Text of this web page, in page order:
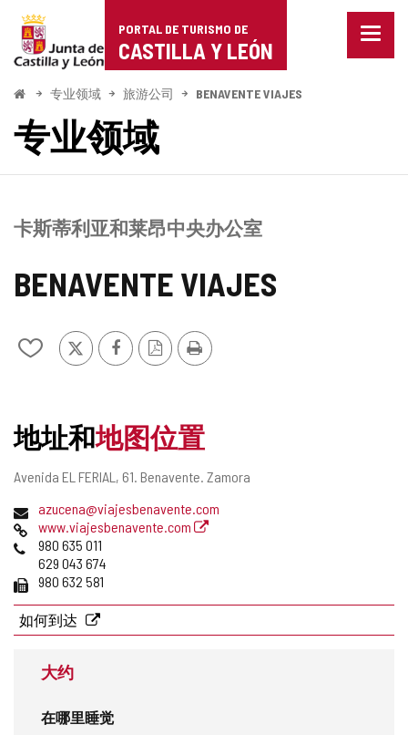
Portal
de
Turismo
de
Castilla
León
PORTAL DE TURISMO DE
CASTILLA Y LEÓN
菜
航
开
专业领域 旅游公司 BENAVENTE VIAJES
专业领域
BENAVENTE VIAJES
从
本
中
添
删
除
推
特
FacebookPDF
版
打
印
卡斯蒂利亚和莱昂中央办公室
地址和地图位置
邮
地
址
Avenida EL FERIAL, 61. Benavente. Zamora
电
子
邮
地
址
azucena@viajesbenavente.com
网
页
www.viajesbenavente.com
电
980 635 011
629 043 674
传
真
980 632 581
如何到达
大约
在哪里睡觉